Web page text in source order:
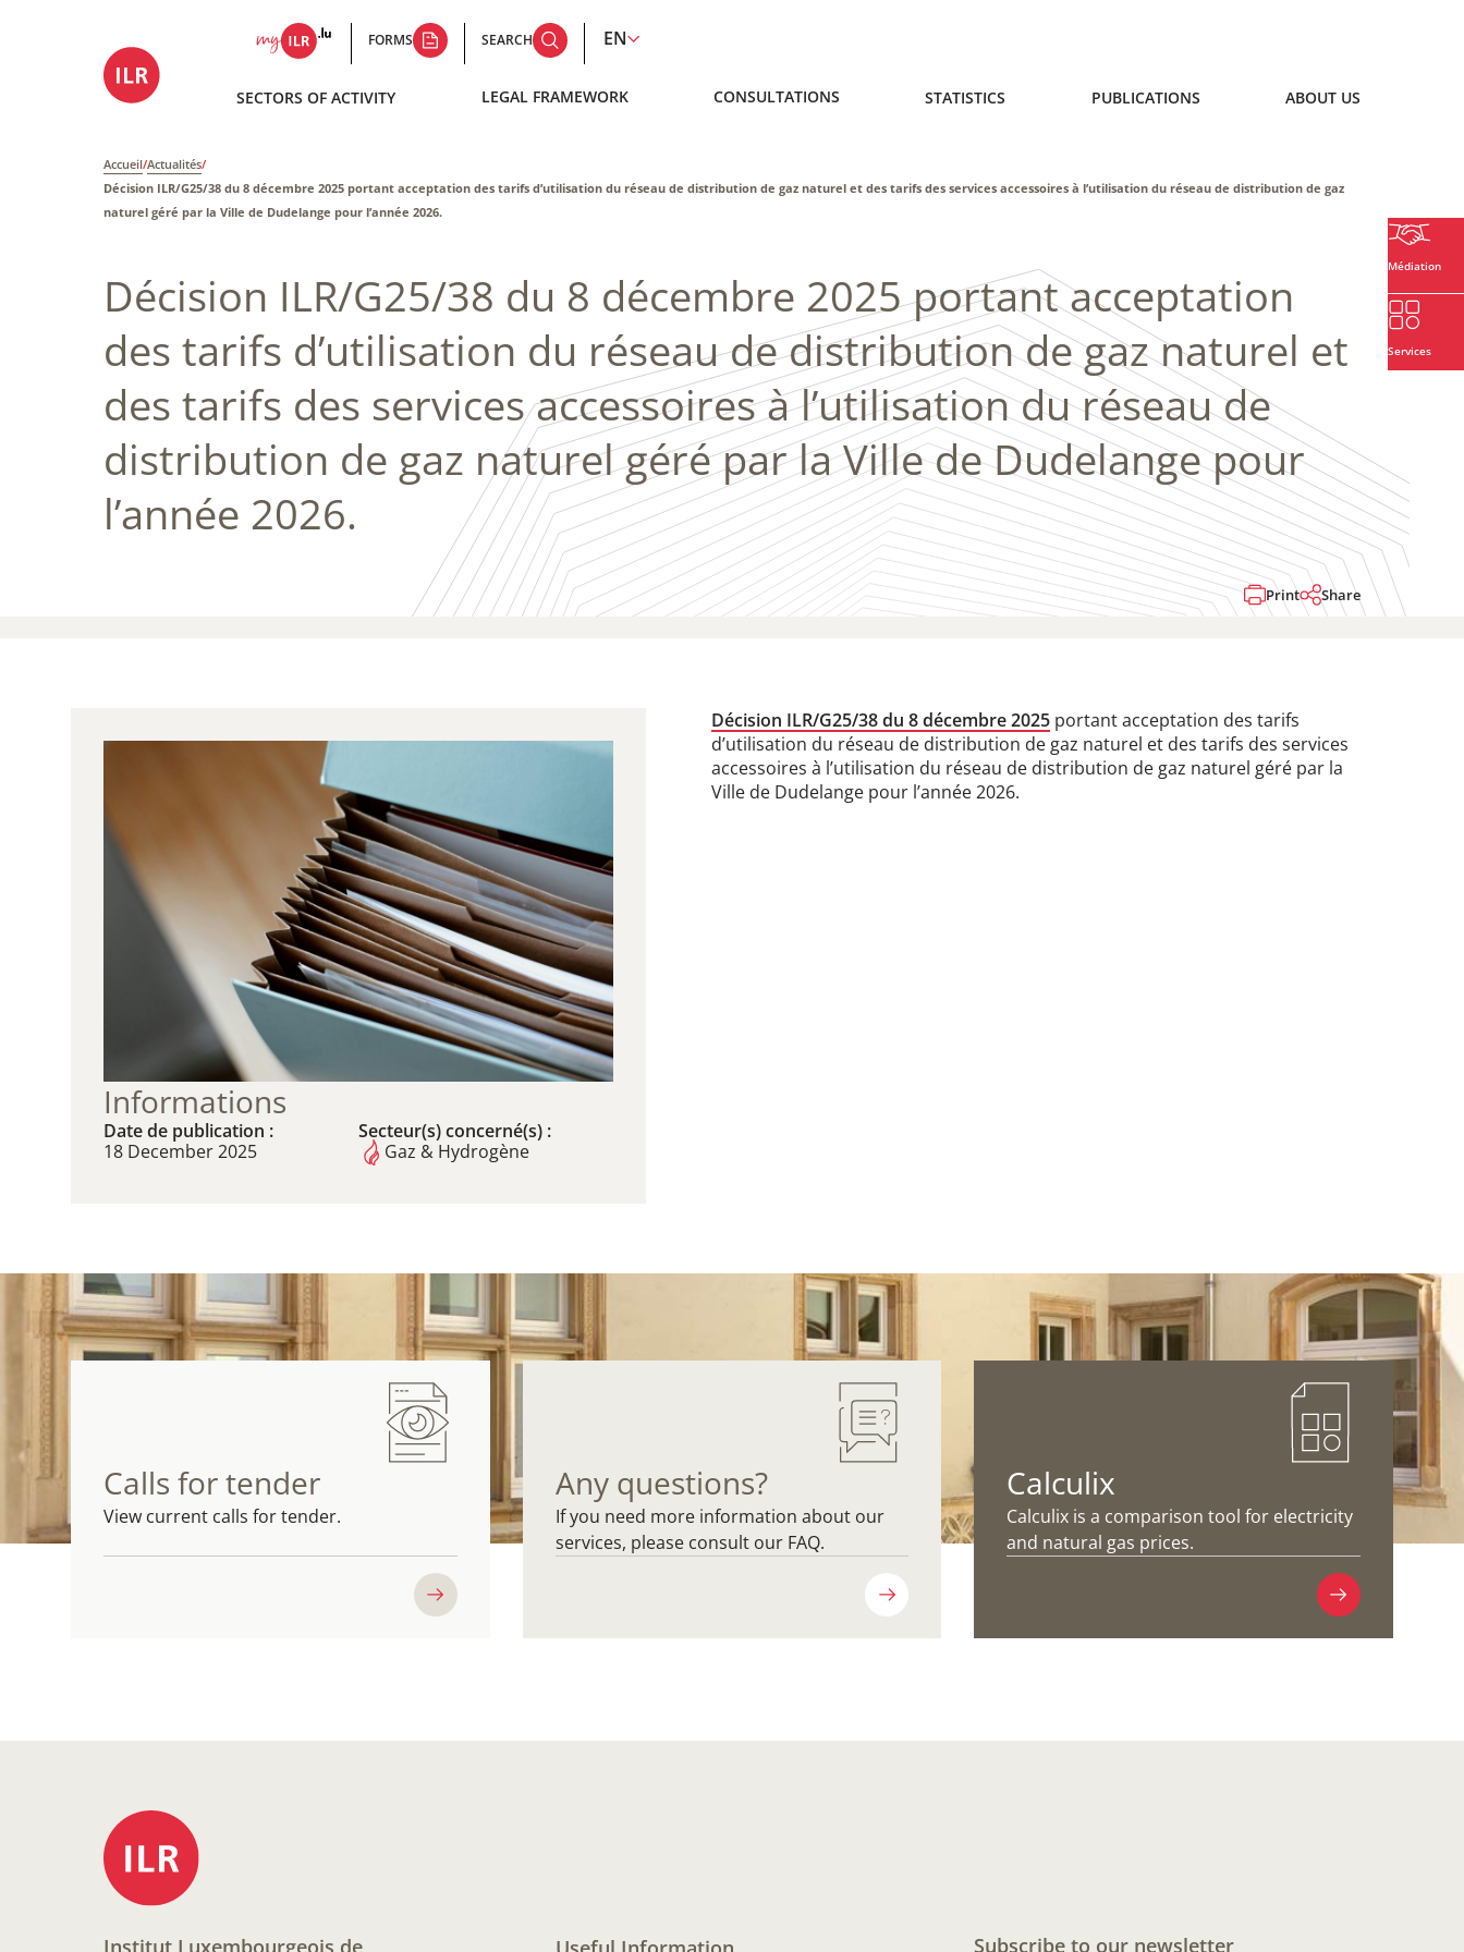
FORMS SEARCH EN
SECTORS OF ACTIVITY LEGAL FRAMEWORK CONSULTATIONS STATISTICS PUBLICATIONS ABOUT US
Accueil/Actualités/
Décision ILR/G25/38 du 8 décembre 2025 portant acceptation des tarifs d’utilisation du réseau de distribution de gaz naturel et des tarifs des services accessoires à l’utilisation du réseau de distribution de gaz
naturel géré par la Ville de Dudelange pour l’année 2026.
Médiation
Services
Décision ILR/G25/38 du 8 décembre 2025 portant acceptation
des tarifs d’utilisation du réseau de distribution de gaz naturel et
des tarifs des services accessoires à l’utilisation du réseau de
distribution de gaz naturel géré par la Ville de Dudelange pour
l’année 2026.
Print Share
Informations
Date de publication :
18 December 2025
Secteur(s) concerné(s) :
Gaz & Hydrogène
Décision ILR/G25/38 du 8 décembre 2025 portant acceptation des tarifs
d’utilisation du réseau de distribution de gaz naturel et des tarifs des services
accessoires à l’utilisation du réseau de distribution de gaz naturel géré par la
Ville de Dudelange pour l’année 2026.
Calls for tender
View current calls for tender.
Any questions?
If you need more information about our
services, please consult our FAQ.
Calculix
Calculix is a comparison tool for electricity
and natural gas prices.
Institut Luxembourgeois de Subscribe to our newsletter